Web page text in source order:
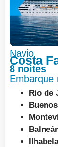
Navio
Costa
8 noites
Embarque
Rio de
Ilhabela